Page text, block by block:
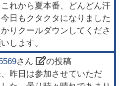
れから夏本番、どんどん汗
日もクタクタになりました
りクールダウンしてくださ
します。
さん
の投稿
昨日は参加させていただ